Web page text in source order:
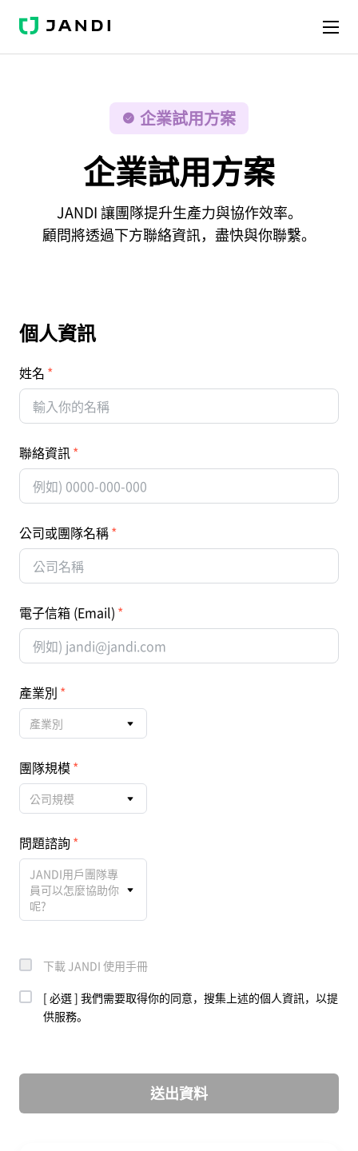
J
N
企業試用方案
企業試用方案
JANDI 讓團隊提升生產力與協作效率。
顧問將透過下方聯絡資訊，盡快與你聯繫。
個人資訊
姓名
聯絡資訊
公司或團隊名稱
電子信箱 (Email)
產業別
產業別
團隊規模
公司規模
問題諮詢
JANDI用戶團隊專
員可以怎麼協助你
呢?
下載 JANDI 使用手冊
[ 必選 ] 我們需要取得你的同意，搜集上述的個人資訊，以提
供服務。
送出資料